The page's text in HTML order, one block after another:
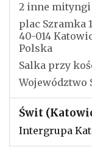
2 inne
plac Szramka 1
40-014
Polska
Salka przy
Województwo
Świt
Intergrupa